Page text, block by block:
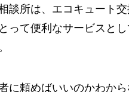
談所は、エコキュート
って便利なサービスと
に頼めばいいのかわか